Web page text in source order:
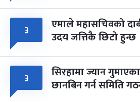
३ एमाले महासचिवको
उदय जत्तिकै छिटो हुन्छ
३ सिरहामा ज्यान
छानबिन गर्न समिति